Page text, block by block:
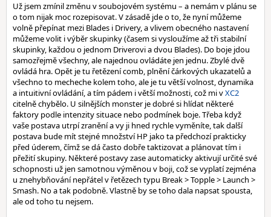
Už jsem zmínil změnu v soubojovém systému – a nemám v plánu se
o tom nijak moc rozepisovat. V zásadě jde o to, že nyní můžeme
volně přepínat mezi Blades i Drivery, a vlivem obecného nastavení
můžeme volit i výběr skupinky (časem si vysloužíme až tři stabilní
skupinky, každou o jednom Driverovi a dvou Blades). Do boje jdou
samozřejmě všechny, ale najednou ovládáte jen jednu. Zbylé dvě
ovládá hra. Opět je tu řetězení comb, plnění čárkových ukazatelů a
všechno to mecheche kolem toho, ale je tu větší volnost, dynamika
a intuitivní ovládání, a tím pádem i větší možnosti, což mi vXC2
citelně chybělo. U silnějších monster je dobré si hlídat některé
faktory podle intenzity situace nebo podmínek boje. Třeba když
vaše postava utrpí zranění a vy ji hned rychle vyměníte, tak další
postava bude mít stejné množství HP jako ta předchozí prakticky
před úderem, čímž se dá často dobře taktizovat a plánovat tím i
přežití skupiny. Některé postavy zase automaticky aktivují určité své
schopnosti už jen samotnou výměnou v boji, což se vyplatí zejména
u znehybňování nepřátel v řetězech typu Break > Topple > Launch >
Smash. No a tak podobně. Vlastně by se toho dala napsat spousta,
ale od toho tu nejsem.